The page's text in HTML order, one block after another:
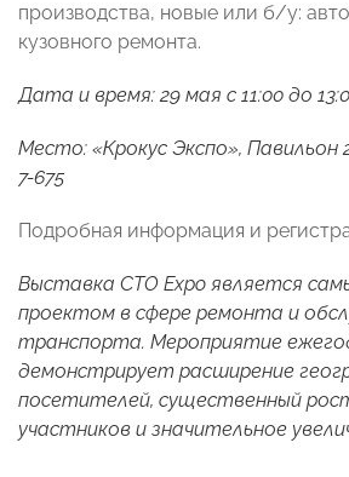
производства, новые или б/у:
кузовного ремонта.
Дата и время: 29 мая с 11:00 до
Место: «Крокус Экспо»,
7-675
Подробная информация и
Выставка СТO Expo является
проектом в сфере ремонта и
транспорта. Мероприятие
демонстрирует расширение
посетителей, существенный
участников и значительное